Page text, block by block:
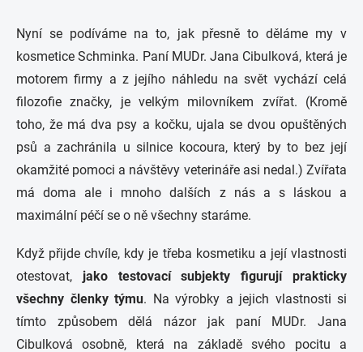
Nyní se podíváme na to, jak přesně to děláme my v
kosmetice Schminka. Paní MUDr. Jana Cibulková, která je
motorem firmy a z jejího náhledu na svět vychází celá
filozofie značky, je velkým milovníkem zvířat. (Kromě
toho, že má dva psy a kočku, ujala se dvou opuštěných
psů a zachránila u silnice kocoura, který by to bez její
okamžité pomoci a návštěvy veterináře asi nedal.) Zvířata
má doma ale i mnoho dalších z nás a s láskou a
maximální péčí se o ně všechny staráme.
Když přijde chvíle, kdy je třeba kosmetiku a její vlastnosti
otestovat, jako testovací subjekty figurují prakticky
všechny členky týmu. Na výrobky a jejich vlastnosti si
tímto způsobem dělá názor jak paní MUDr. Jana
Cibulková osobně, která na základě svého pocitu a